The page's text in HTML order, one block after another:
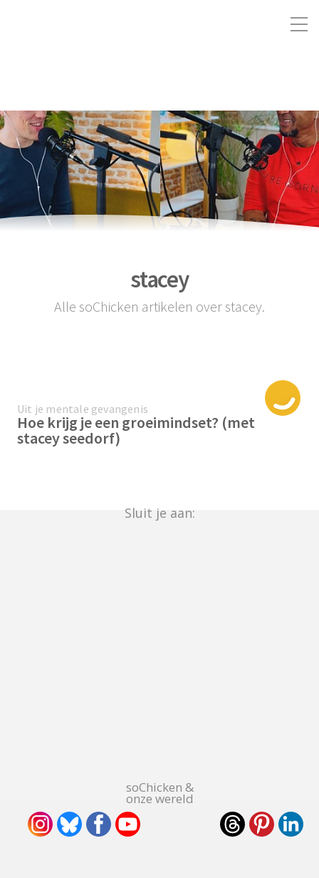
stacey
Alle soChicken artikelen over stacey.
Uit je mentale gevangenis
Hoe krijg je een groeimindset? (met
stacey seedorf)
Sluit je aan:
soChicken &
onze wereld